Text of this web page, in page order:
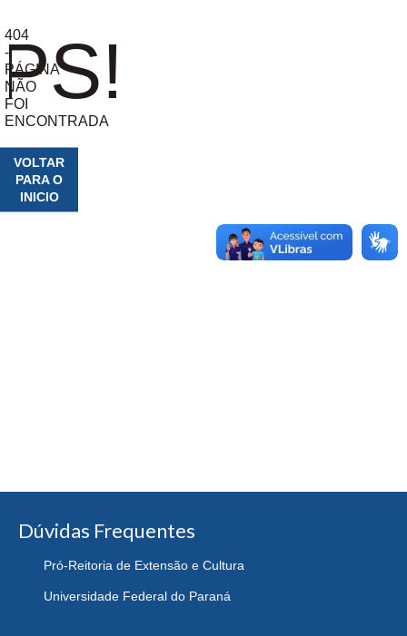
404
-
PÁGINA
NÃO
FOI
ENCONTRADA
VOLTAR
PARA O
INICIO
Dúvidas Frequentes
Pró-Reitoria de Extensão e Cultura
Universidade Federal do Paraná